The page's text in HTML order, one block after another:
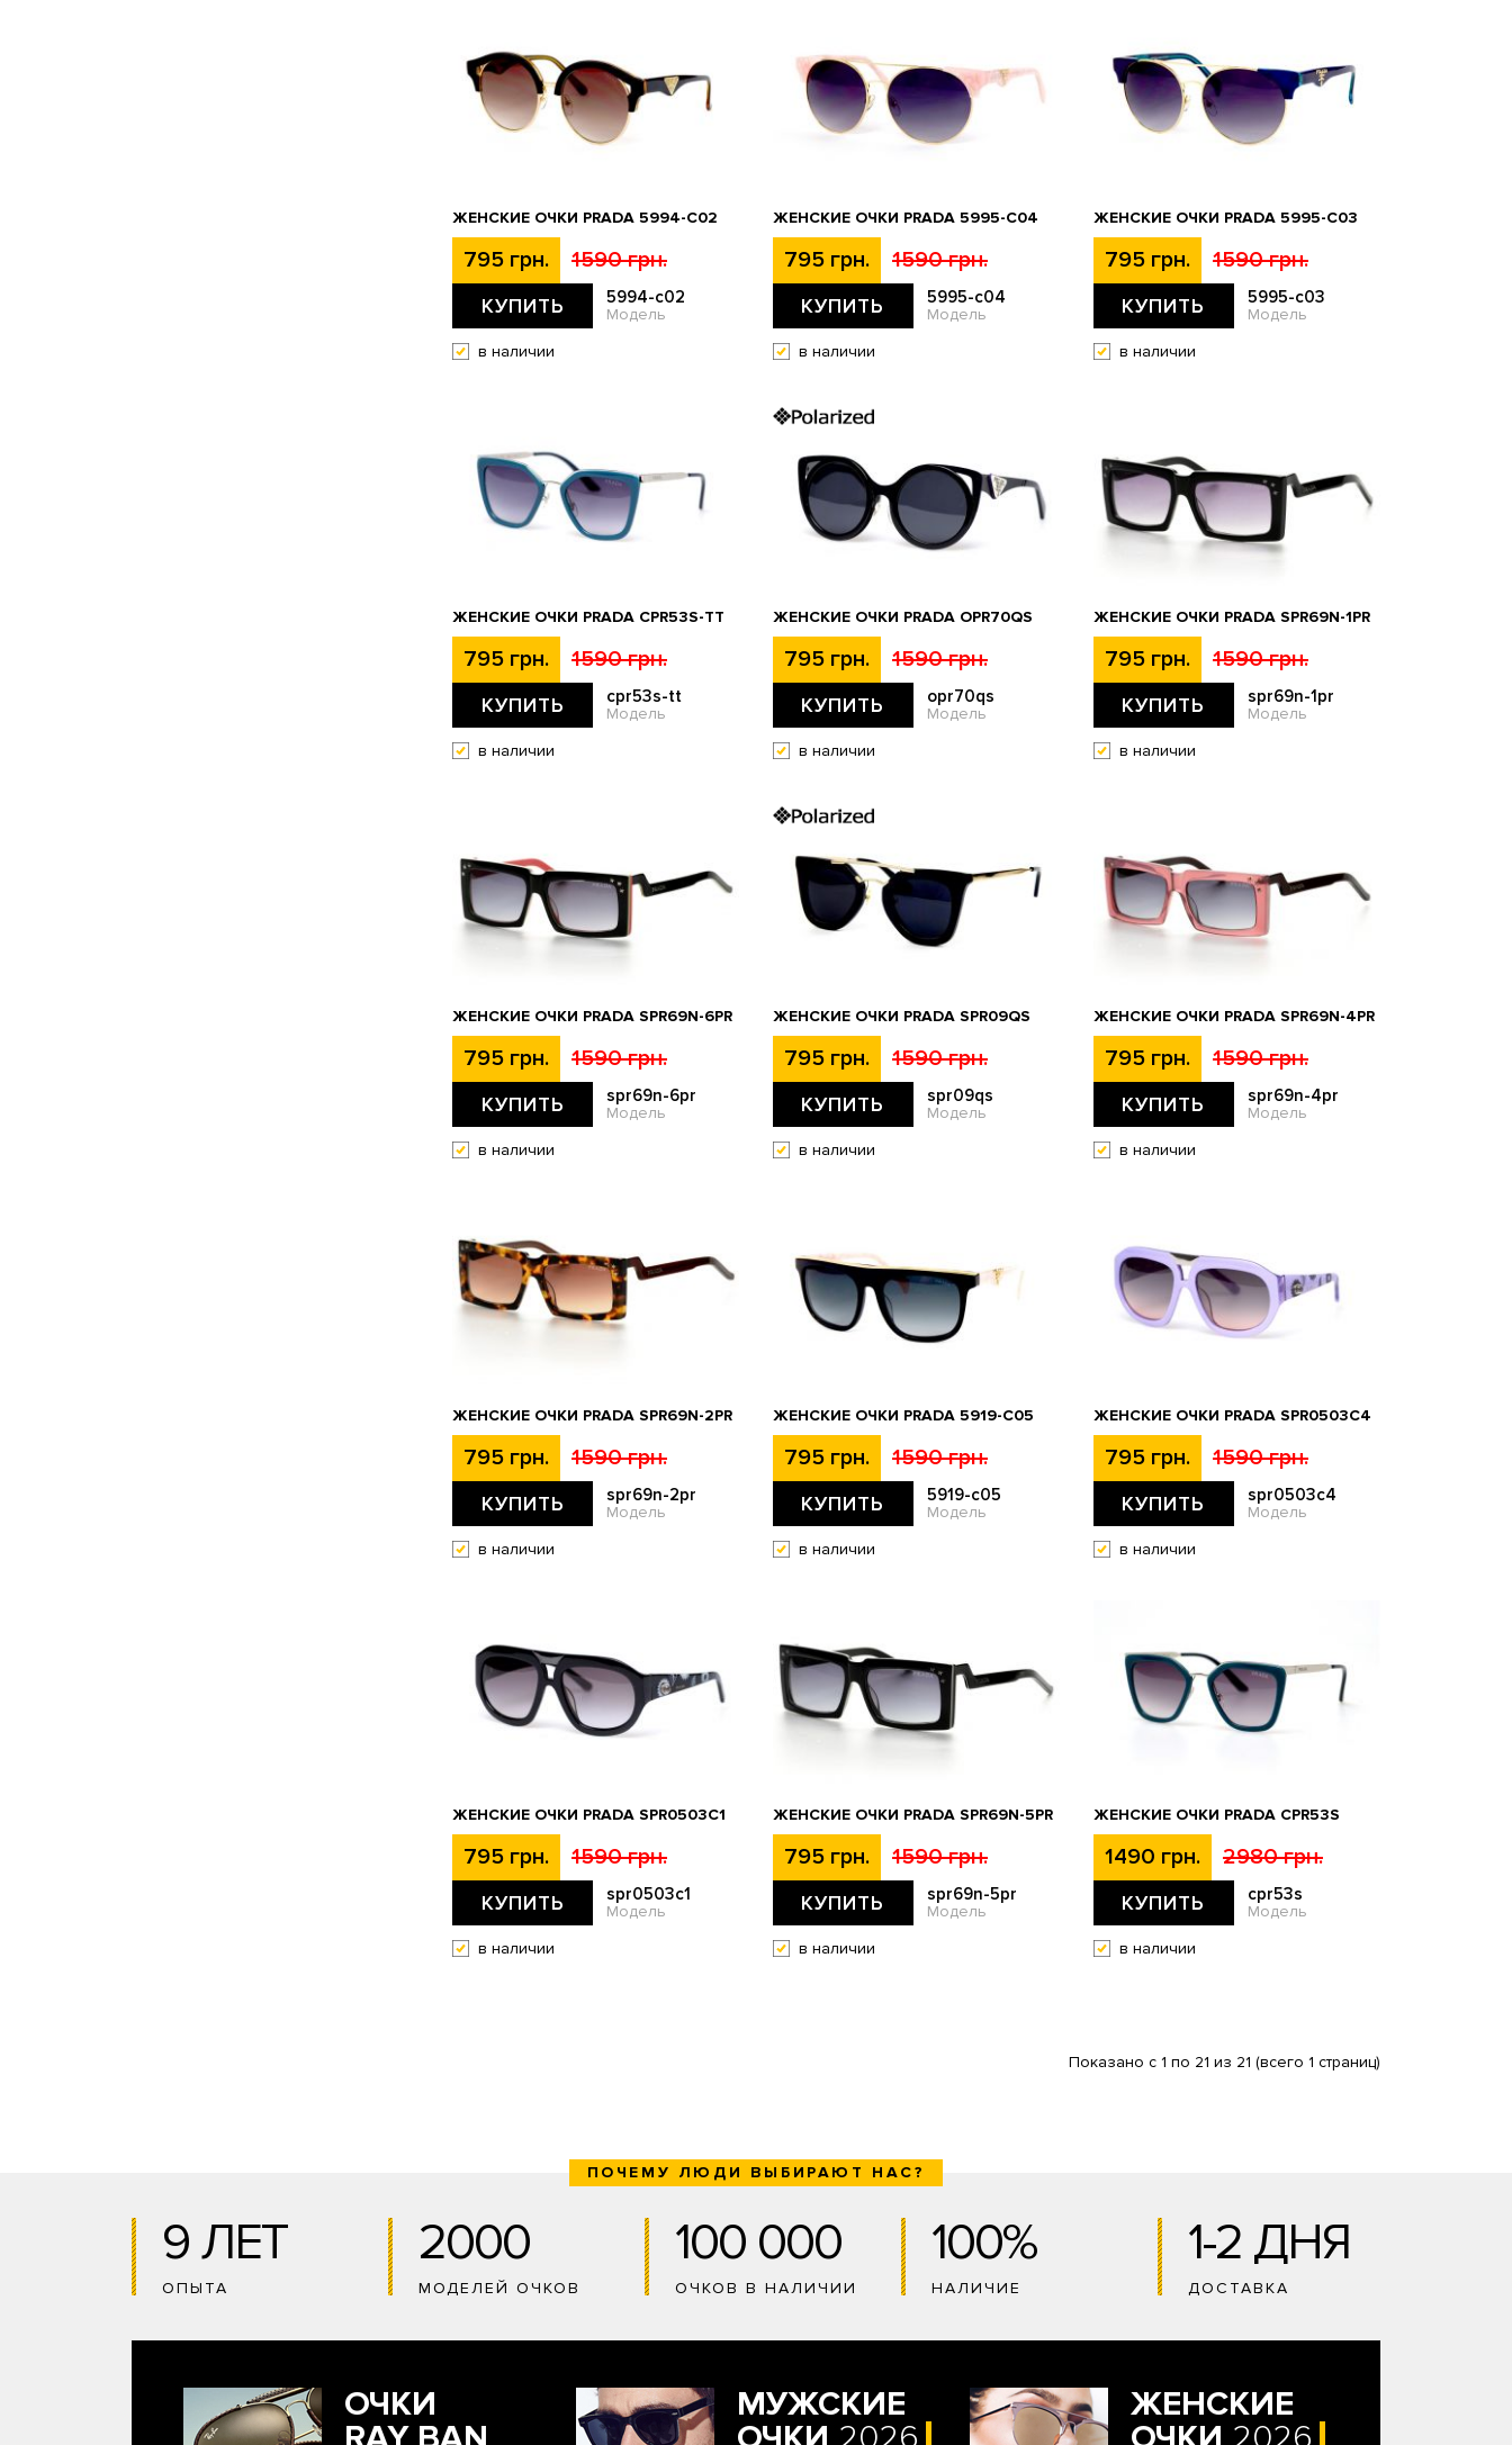
ЖЕНСКИЕ ОЧКИ PRADA 5994-C02
795 грн. 1590 грн.
КУПИТЬ 5994-c02
Модель
в наличии
ЖЕНСКИЕ ОЧКИ PRADA 5995-C04
795 грн. 1590 грн.
КУПИТЬ 5995-c04
Модель
в наличии
ЖЕНСКИЕ ОЧКИ PRADA 5995-C03
795 грн. 1590 грн.
КУПИТЬ 5995-c03
Модель
в наличии
ЖЕНСКИЕ ОЧКИ PRADA CPR53S-TT
795 грн. 1590 грн.
КУПИТЬ cpr53s-tt
Модель
в наличии
ЖЕНСКИЕ ОЧКИ PRADA OPR70QS
795 грн. 1590 грн.
КУПИТЬ opr70qs
Модель
в наличии
ЖЕНСКИЕ ОЧКИ PRADA SPR69N-1PR
795 грн. 1590 грн.
КУПИТЬ spr69n-1pr
Модель
в наличии
ЖЕНСКИЕ ОЧКИ PRADA SPR69N-6PR
795 грн. 1590 грн.
КУПИТЬ spr69n-6pr
Модель
в наличии
ЖЕНСКИЕ ОЧКИ PRADA SPR09QS
795 грн. 1590 грн.
КУПИТЬ spr09qs
Модель
в наличии
ЖЕНСКИЕ ОЧКИ PRADA SPR69N-4PR
795 грн. 1590 грн.
КУПИТЬ spr69n-4pr
Модель
в наличии
ЖЕНСКИЕ ОЧКИ PRADA SPR69N-2PR
795 грн. 1590 грн.
КУПИТЬ spr69n-2pr
Модель
в наличии
ЖЕНСКИЕ ОЧКИ PRADA 5919-C05
795 грн. 1590 грн.
КУПИТЬ 5919-c05
Модель
в наличии
ЖЕНСКИЕ ОЧКИ PRADA SPR0503C4
795 грн. 1590 грн.
КУПИТЬ spr0503c4
Модель
в наличии
ЖЕНСКИЕ ОЧКИ PRADA SPR0503C1
795 грн. 1590 грн.
КУПИТЬ spr0503c1
Модель
в наличии
ЖЕНСКИЕ ОЧКИ PRADA SPR69N-5PR
795 грн. 1590 грн.
КУПИТЬ spr69n-5pr
Модель
в наличии
ЖЕНСКИЕ ОЧКИ PRADA CPR53S
1490 грн. 2980 грн.
КУПИТЬ cpr53s
Модель
в наличии
Показано с 1 по 21 из 21 (всего 1 страниц)
ПОЧЕМУ ЛЮДИ ВЫБИРАЮТ НАС?
9 ЛЕТ
ОПЫТА
2000
МОДЕЛЕЙ ОЧКОВ
100 000
ОЧКОВ В НАЛИЧИИ
100%
НАЛИЧИЕ
1-2 ДНЯ
ДОСТАВКА
ОЧКИ
МУЖСКИЕ
ЖЕНСКИЕ